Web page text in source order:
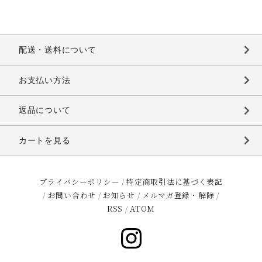
配送・送料について
お支払い方法
返品について
カートを見る
プライバシーポリシー /特定商取引法に基づく表記
/ お問い合わせ / お知らせ / メルマガ登録・解除 /
RSS / ATOM